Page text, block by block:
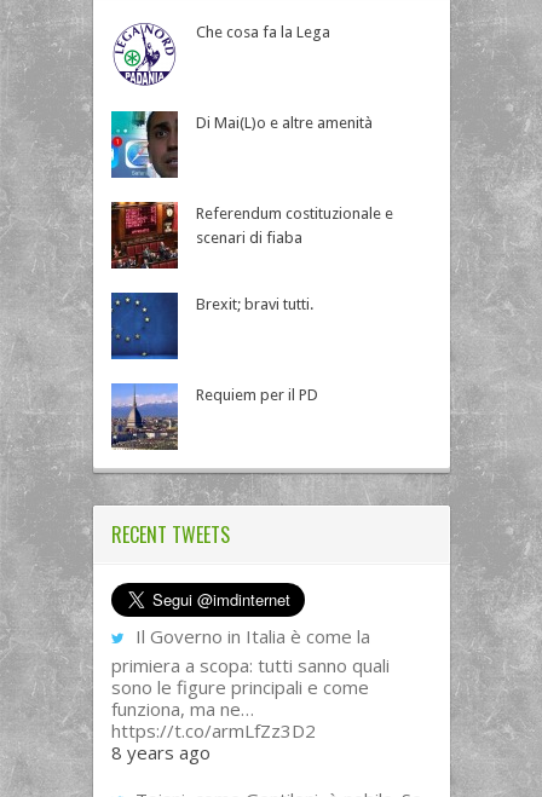
Che cosa fa la Lega
Di Mai(L)o e altre amenità
Referendum costituzionale e
scenari di fiaba
Brexit; bravi tutti.
Requiem per il PD
RECENT TWEETS
Il Governo in Italia è come la
primiera a scopa: tutti sanno quali
sono le figure principali e come
funziona, ma ne…
https://t.co/armLfZz3D2
8 years ago